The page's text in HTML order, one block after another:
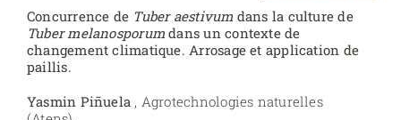
Concurrence de Tuber aestivum dans la culture de
Tuber melanosporum dans un contexte de
changement climatique. Arrosage et application de
paillis.
Yasmin Piñuela , Agrotechnologies naturelles